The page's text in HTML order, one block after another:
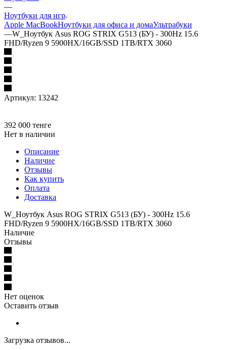
—
Ноутбуки для игр
Apple MacBookНоутбуки для офиса и домаУльтрабуки
—W_Ноутбук Asus ROG STRIX G513 (БУ) - 300Hz 15.6
FHD/Ryzen 9 5900HX/16GB/SSD 1TB/RTX 3060
Артикул: 13242
392 000 тенге
Нет в наличии
Описание
Наличие
Отзывы
Как купить
Оплата
Доставка
W_Ноутбук Asus ROG STRIX G513 (БУ) - 300Hz 15.6
FHD/Ryzen 9 5900HX/16GB/SSD 1TB/RTX 3060
Наличие
Отзывы
Нет оценок
Оставить отзыв
Загрузка отзывов...